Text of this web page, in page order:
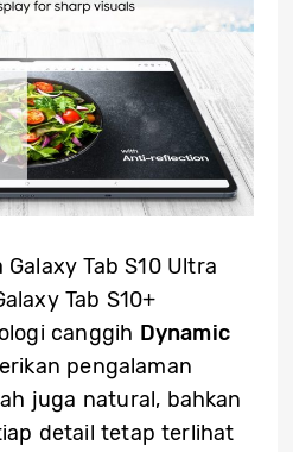
Tab S10 Ultra
Tab S10+
canggih Dynamic
pengalaman
juga natural, bahkan
detail tetap terlihat